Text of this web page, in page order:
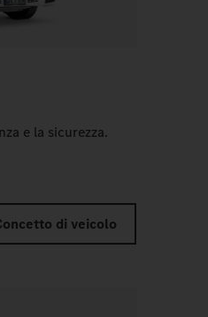
e la sicurezza.
di veicolo